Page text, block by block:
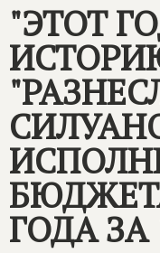
"ЭТОТ
ГОДА ЗА